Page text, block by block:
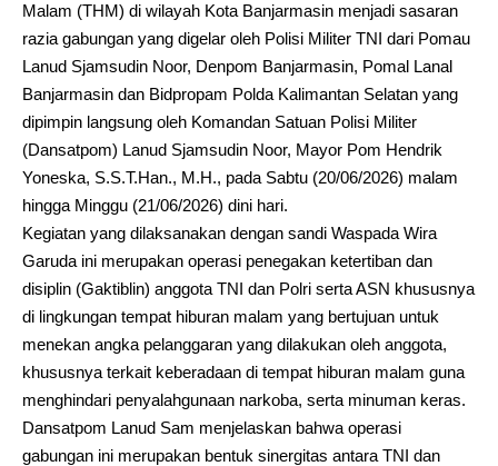
Malam (THM) di wilayah Kota Banjarmasin menjadi sasaran
razia gabungan yang digelar oleh Polisi Militer TNI dari Pomau
Lanud Sjamsudin Noor, Denpom Banjarmasin, Pomal Lanal
Banjarmasin dan Bidpropam Polda Kalimantan Selatan yang
dipimpin langsung oleh Komandan Satuan Polisi Militer
(Dansatpom) Lanud Sjamsudin Noor, Mayor Pom Hendrik
Yoneska, S.S.T.Han., M.H., pada Sabtu (20/06/2026) malam
hingga Minggu (21/06/2026) dini hari.
Kegiatan yang dilaksanakan dengan sandi Waspada Wira
Garuda ini merupakan operasi penegakan ketertiban dan
disiplin (Gaktiblin) anggota TNI dan Polri serta ASN khususnya
di lingkungan tempat hiburan malam yang bertujuan untuk
menekan angka pelanggaran yang dilakukan oleh anggota,
khususnya terkait keberadaan di tempat hiburan malam guna
menghindari penyalahgunaan narkoba, serta minuman keras.
Dansatpom Lanud Sam menjelaskan bahwa operasi
gabungan ini merupakan bentuk sinergitas antara TNI dan